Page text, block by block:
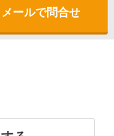
メールで問合せ